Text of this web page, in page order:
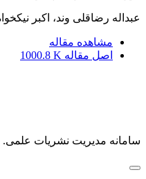
عبداله رضاقلی وند، اکبر
مشاهده مقاله
اصل مقاله 1000.8 K
سامانه مدیریت نشریات علمی.